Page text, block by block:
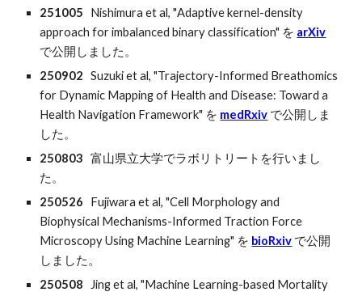
251005 Nishimura et al, "Adaptive kernel-density
approach for imbalanced binary classification" を arXiv
で公開しました。
250902 Suzuki et al, "Trajectory-Informed Breathomics
for Dynamic Mapping of Health and Disease: Toward a
Health Navigation Framework" を medRxiv で公開しま
した。
250803 富山県立大学でラボリトリートを行いまし
た。
250526 Fujiwara et al, "Cell Morphology and
Biophysical Mechanisms-Informed Traction Force
Microscopy Using Machine Learning" を bioRxiv で公開
しました。
250508 Jing et al, "Machine Learning-based Mortality